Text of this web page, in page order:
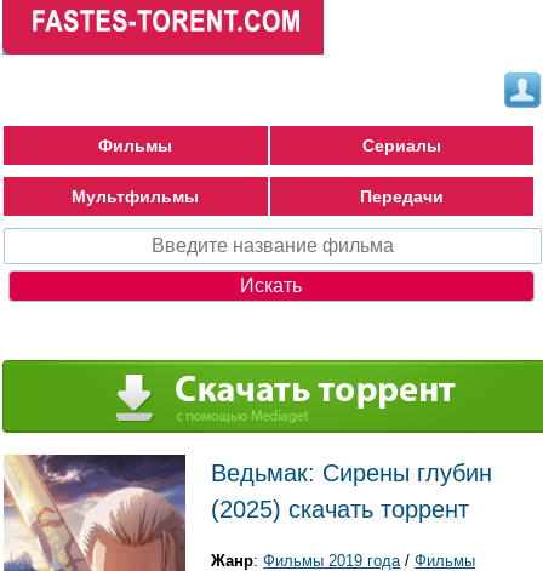
Фильмы Сериалы
Мультфильмы Передачи
Ведьмак: Сирены глубин
(2025) скачать торрент
Жанр:Фильмы 2019 года/Фильмы